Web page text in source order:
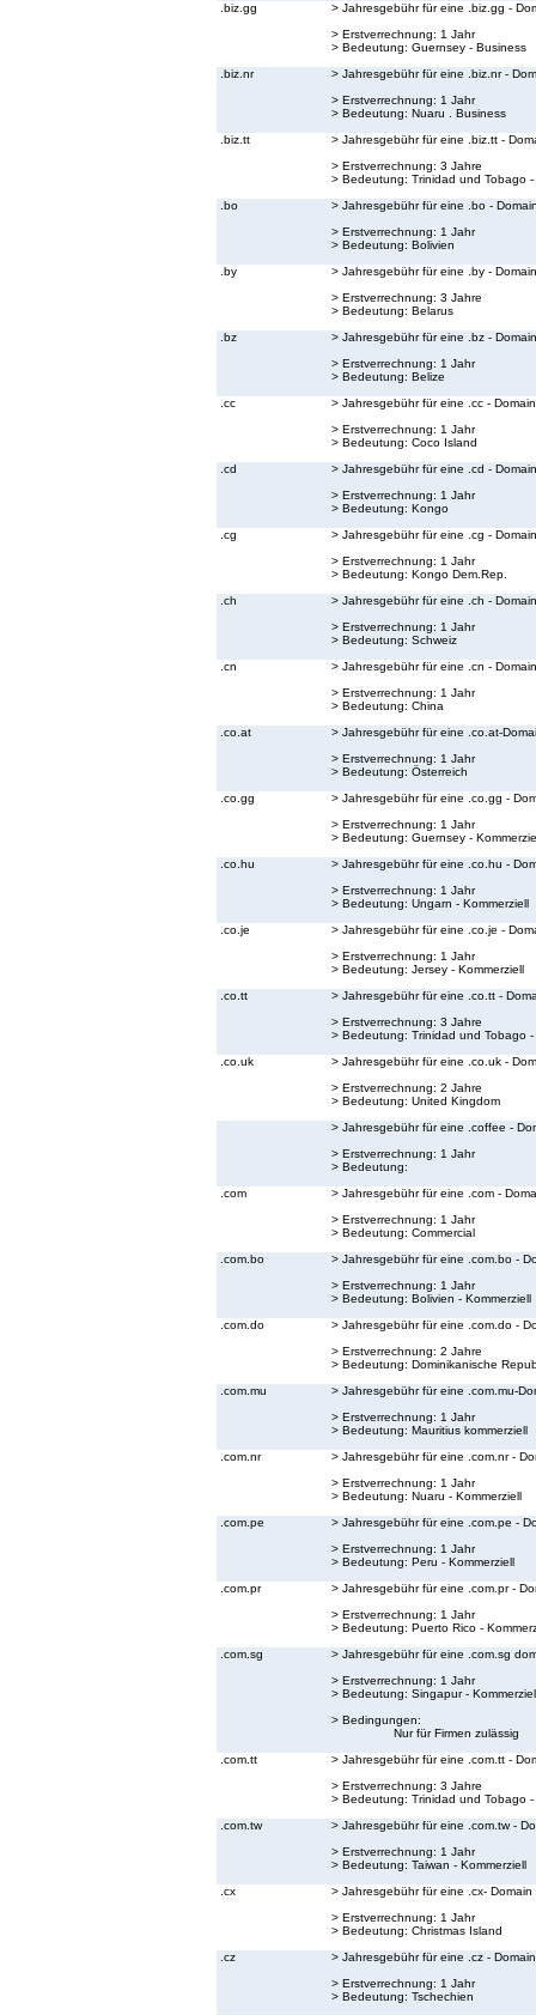
.biz.gg
> Jahresgebühr für eine .biz.gg -
> Erstverrechnung: 1 Jahr
> Bedeutung: Guernsey - Business
.biz.nr
> Jahresgebühr für eine .biz.nr -
> Erstverrechnung: 1 Jahr
> Bedeutung: Nuaru . Business
.biz.tt
> Jahresgebühr für eine .biz.tt -
> Erstverrechnung: 3 Jahre
> Bedeutung: Trinidad und Tobago -
.bo
> Jahresgebühr für eine .bo -
> Erstverrechnung: 1 Jahr
> Bedeutung: Bolivien
.by
> Jahresgebühr für eine .by - Domain
> Erstverrechnung: 3 Jahre
> Bedeutung: Belarus
.bz
> Jahresgebühr für eine .bz - Domain
> Erstverrechnung: 1 Jahr
> Bedeutung: Belize
.cc
> Jahresgebühr für eine .cc - Domain
> Erstverrechnung: 1 Jahr
> Bedeutung: Coco Island
.cd
> Jahresgebühr für eine .cd - Domain
> Erstverrechnung: 1 Jahr
> Bedeutung: Kongo
.cg
> Jahresgebühr für eine .cg - Domain
> Erstverrechnung: 1 Jahr
> Bedeutung: Kongo Dem.Rep.
.ch
> Jahresgebühr für eine .ch - Domain
> Erstverrechnung: 1 Jahr
> Bedeutung: Schweiz
.cn
> Jahresgebühr für eine .cn - Domain
> Erstverrechnung: 1 Jahr
> Bedeutung: China
.co.at
> Jahresgebühr für eine .co.at-
> Erstverrechnung: 1 Jahr
> Bedeutung: Österreich
.co.gg
> Jahresgebühr für eine .co.gg -
> Erstverrechnung: 1 Jahr
> Bedeutung: Guernsey -
.co.hu
> Jahresgebühr für eine .co.hu -
> Erstverrechnung: 1 Jahr
> Bedeutung: Ungarn - Kommerziell
.co.je
> Jahresgebühr für eine .co.je -
> Erstverrechnung: 1 Jahr
> Bedeutung: Jersey - Kommerziell
.co.tt
> Jahresgebühr für eine .co.tt -
> Erstverrechnung: 3 Jahre
> Bedeutung: Trinidad und Tobago -
.co.uk
> Jahresgebühr für eine .co.uk -
> Erstverrechnung: 2 Jahre
> Bedeutung: United Kingdom
> Jahresgebühr für eine .coffee -
> Erstverrechnung: 1 Jahr
> Bedeutung:
.com
> Jahresgebühr für eine .com -
> Erstverrechnung: 1 Jahr
> Bedeutung: Commercial
.com.bo
> Jahresgebühr für eine .com.bo -
> Erstverrechnung: 1 Jahr
> Bedeutung: Bolivien - Kommerziell
.com.do
> Jahresgebühr für eine .com.do -
> Erstverrechnung: 2 Jahre
> Bedeutung: Dominikanische
.com.mu
> Jahresgebühr für eine .com.mu-
> Erstverrechnung: 1 Jahr
> Bedeutung: Mauritius kommerziell
.com.nr
> Jahresgebühr für eine .com.nr -
> Erstverrechnung: 1 Jahr
> Bedeutung: Nuaru - Kommerziell
.com.pe
> Jahresgebühr für eine .com.pe -
> Erstverrechnung: 1 Jahr
> Bedeutung: Peru - Kommerziell
.com.pr
> Jahresgebühr für eine .com.pr -
> Erstverrechnung: 1 Jahr
> Bedeutung: Puerto Rico -
.com.sg
> Jahresgebühr für eine .com.sg
> Erstverrechnung: 1 Jahr
> Bedeutung: Singapur -
> Bedingungen:
Nur für Firmen zulässig
.com.tt
> Jahresgebühr für eine .com.tt -
> Erstverrechnung: 3 Jahre
> Bedeutung: Trinidad und Tobago -
.com.tw
> Jahresgebühr für eine .com.tw -
> Erstverrechnung: 1 Jahr
> Bedeutung: Taiwan - Kommerziell
.cx
> Jahresgebühr für eine .cx- Domain
> Erstverrechnung: 1 Jahr
> Bedeutung: Christmas Island
.cz
> Jahresgebühr für eine .cz - Domain
> Erstverrechnung: 1 Jahr
> Bedeutung: Tschechien